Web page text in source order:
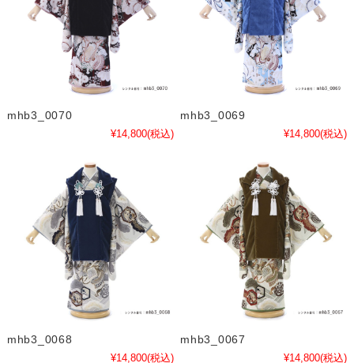
mhb3_0070
¥14,800(税込)
mhb3_0069
¥14,800(税込)
mhb3_0068
¥14,800(税込)
mhb3_0067
¥14,800(税込)